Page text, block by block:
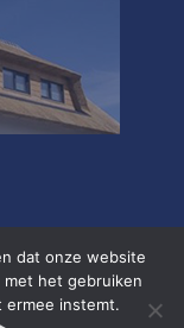
dat onze website
met het gebruiken
ermee instemt.